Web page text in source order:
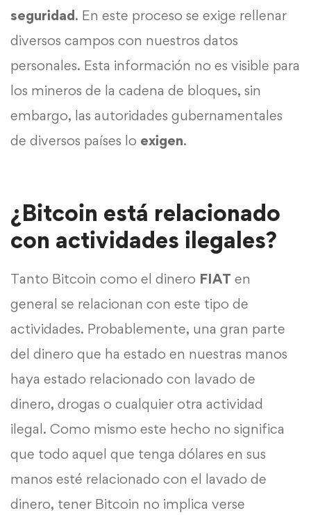
seguridad. En este proceso se exige rellenar
diversos campos con nuestros datos
personales. Esta información no es visible para
los mineros de la cadena de bloques, sin
embargo, las autoridades gubernamentales
de diversos países lo exigen.
¿Bitcoin está relacionado
con actividades ilegales?
Tanto Bitcoin como el dinero FIAT en
general se relacionan con este tipo de
actividades. Probablemente, una gran parte
del dinero que ha estado en nuestras manos
haya estado relacionado con lavado de
dinero, drogas o cualquier otra actividad
ilegal. Como mismo este hecho no significa
que todo aquel que tenga dólares en sus
manos esté relacionado con el lavado de
dinero, tener Bitcoin no implica verse